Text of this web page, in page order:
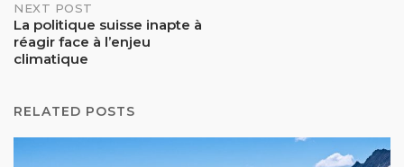
NEXT POST
La politique suisse inapte à
réagir face à l’enjeu
climatique
RELATED POSTS